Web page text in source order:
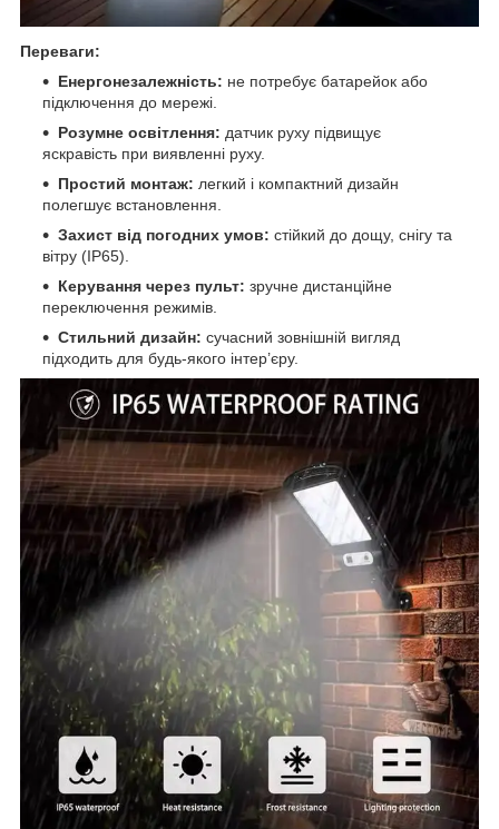
Переваги:
Енергонезалежність: не потребує батарейок або
підключення до мережі.
Розумне освітлення: датчик руху підвищує
яскравість при виявленні руху.
Простий монтаж: легкий і компактний дизайн
полегшує встановлення.
Захист від погодних умов: стійкий до дощу, снігу та
вітру (IP65).
Керування через пульт: зручне дистанційне
переключення режимів.
Стильний дизайн: сучасний зовнішній вигляд
підходить для будь-якого інтер’єру.